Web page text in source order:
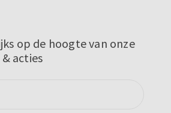
op de hoogte van onze
acties